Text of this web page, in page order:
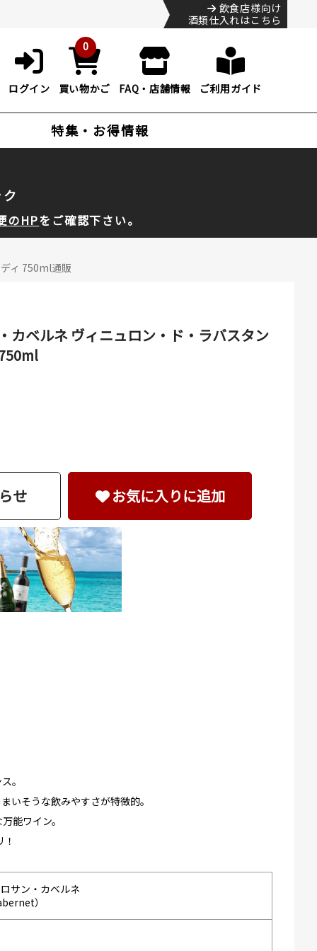
飲食店様向け
酒類仕入れはこちら
ログイン
0
買い物かご FAQ・店舗情報 ご利用ガイド
特集・お得情報
のHPをご確認下さい。
ィ 750ml通販
カベルネ ヴィニュロン・ド・ラバスタン
せ お気に入りに追加
。
いそうな飲みやすさが特徴的。
能ワイン。
サン・カベルネ
）